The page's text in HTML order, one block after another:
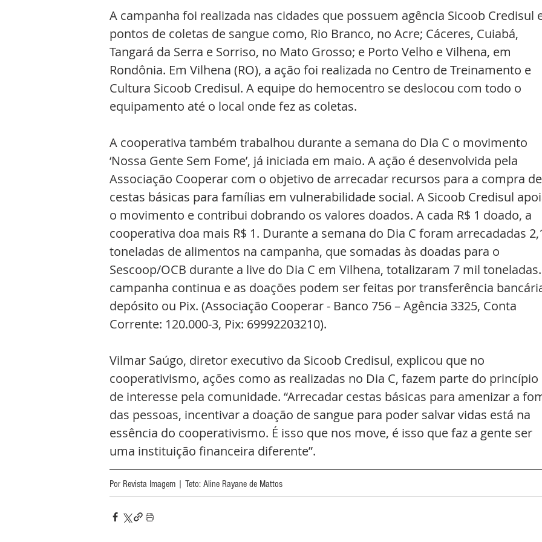
A campanha foi realizada nas cidades que possuem agência Sicoob Credisul
pontos de coletas de sangue como, Rio Branco, no Acre; Cáceres, Cuiabá,
Tangará da Serra e Sorriso, no Mato Grosso; e Porto Velho e Vilhena, em
Rondônia. Em Vilhena (RO), a ação foi realizada no Centro de Treinamento e
Cultura Sicoob Credisul. A equipe do hemocentro se deslocou com todo o
equipamento até o local onde fez as coletas.
A cooperativa também trabalhou durante a semana do Dia C o movimento
‘Nossa Gente Sem Fome’, já iniciada em maio. A ação é desenvolvida pela
Associação Cooperar com o objetivo de arrecadar recursos para a compra de
cestas básicas para famílias em vulnerabilidade social. A Sicoob Credisul
o movimento e contribui dobrando os valores doados. A cada R$ 1 doado, a
cooperativa doa mais R$ 1. Durante a semana do Dia C foram arrecadadas
toneladas de alimentos na campanha, que somadas às doadas para o
Sescoop/OCB durante a live do Dia C em Vilhena, totalizaram 7 mil
campanha continua e as doações podem ser feitas por transferência
depósito ou Pix. (Associação Cooperar - Banco 756 – Agência 3325, Conta
Corrente: 120.000-3, Pix: 69992203210).
Vilmar Saúgo, diretor executivo da Sicoob Credisul, explicou que no
cooperativismo, ações como as realizadas no Dia C, fazem parte do princípio
de interesse pela comunidade. “Arrecadar cestas básicas para amenizar a
das pessoas, incentivar a doação de sangue para poder salvar vidas está na
essência do cooperativismo. É isso que nos move, é isso que faz a gente ser
uma instituição financeira diferente”.
Por Revista Imagem | Teto: Aline Rayane de Mattos